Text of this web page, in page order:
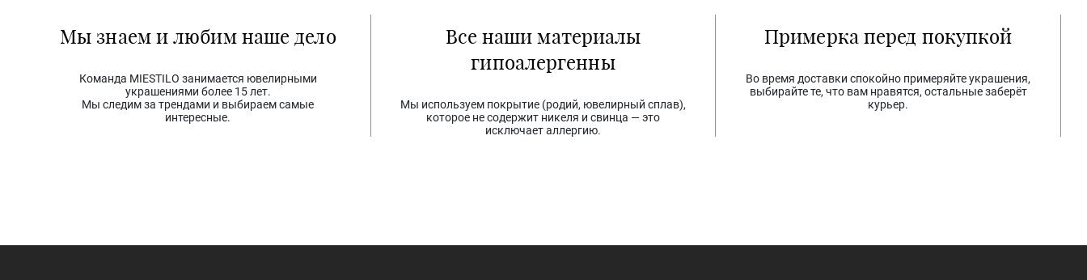
Мы знаем и любим наше дело
Команда MIESTILO занимается ювелирными
украшениями более 15 лет.
Мы следим за трендами и выбираем самые
интересные.
Все наши материалы
гипоалергенны
Мы используем покрытие (родий, ювелирный сплав),
которое не содержит никеля и свинца — это
исключает аллергию.
Примерка перед покупкой
Во время доставки спокойно примеряйте украшения,
выбирайте те, что вам нравятся, остальные заберёт
курьер.